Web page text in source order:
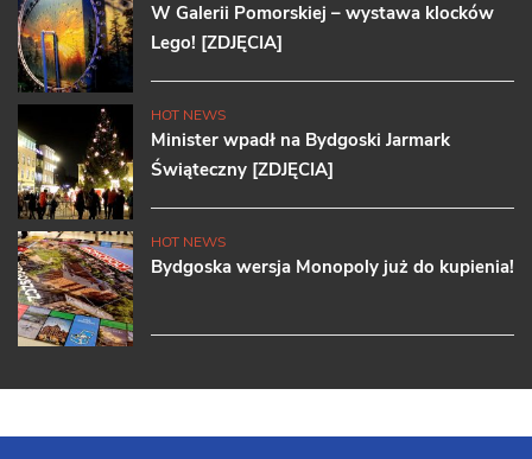
W Galerii Pomorskiej – wystawa klocków
Lego! [ZDJĘCIA]
HOT NEWS
Minister wpadł na Bydgoski Jarmark
Świąteczny [ZDJĘCIA]
HOT NEWS
Bydgoska wersja Monopoly już do kupienia!